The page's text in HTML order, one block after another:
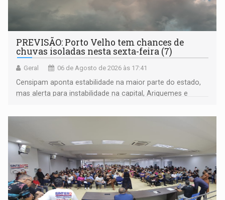
PREVISÃO: Porto Velho tem chances de
chuvas isoladas nesta sexta-feira (7)
Geral 06 de Agosto de 2026 às 17:41
Censipam aponta estabilidade na maior parte do estado,
mas alerta para instabilidade na capital, Ariquemes e